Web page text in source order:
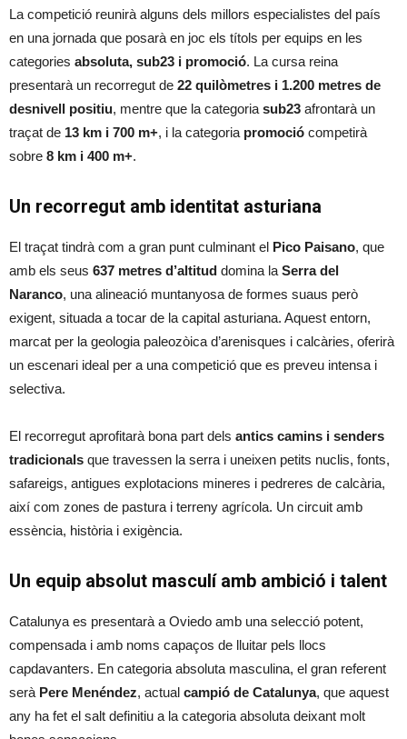
La competició reunirà alguns dels millors especialistes del país
en una jornada que posarà en joc els títols per equips en les
categories absoluta, sub23 i promoció. La cursa reina
presentarà un recorregut de 22 quilòmetres i 1.200 metres de
desnivell positiu, mentre que la categoria sub23 afrontarà un
traçat de 13 km i 700 m+, i la categoria promoció competirà
sobre 8 km i 400 m+.
Un recorregut amb identitat asturiana
El traçat tindrà com a gran punt culminant el Pico Paisano, que
amb els seus 637 metres d’altitud domina la Serra del
Naranco, una alineació muntanyosa de formes suaus però
exigent, situada a tocar de la capital asturiana. Aquest entorn,
marcat per la geologia paleozòica d’arenisques i calcàries, oferirà
un escenari ideal per a una competició que es preveu intensa i
selectiva.
El recorregut aprofitarà bona part dels antics camins i senders
tradicionals que travessen la serra i uneixen petits nuclis, fonts,
safareigs, antigues explotacions mineres i pedreres de calcària,
així com zones de pastura i terreny agrícola. Un circuit amb
essència, història i exigència.
Un equip absolut masculí amb ambició i talent
Catalunya es presentarà a Oviedo amb una selecció potent,
compensada i amb noms capaços de lluitar pels llocs
capdavanters. En categoria absoluta masculina, el gran referent
serà Pere Menéndez, actual campió de Catalunya, que aquest
any ha fet el salt definitiu a la categoria absoluta deixant molt